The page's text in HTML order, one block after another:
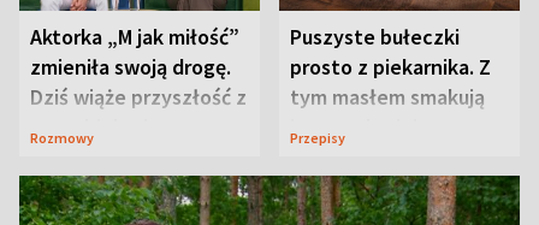
Aktorka „M jak miłość”
zmieniła swoją drogę.
Dziś wiąże przyszłość z
neurobiologią
Rozmowy
Puszyste bułeczki
prosto z piekarnika. Z
tym masłem smakują
jeszcze lepiej
Przepisy